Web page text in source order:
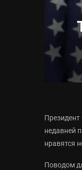
недавней
нравятся
Поводом